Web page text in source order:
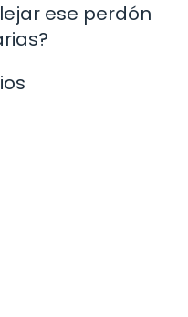
ese perdón